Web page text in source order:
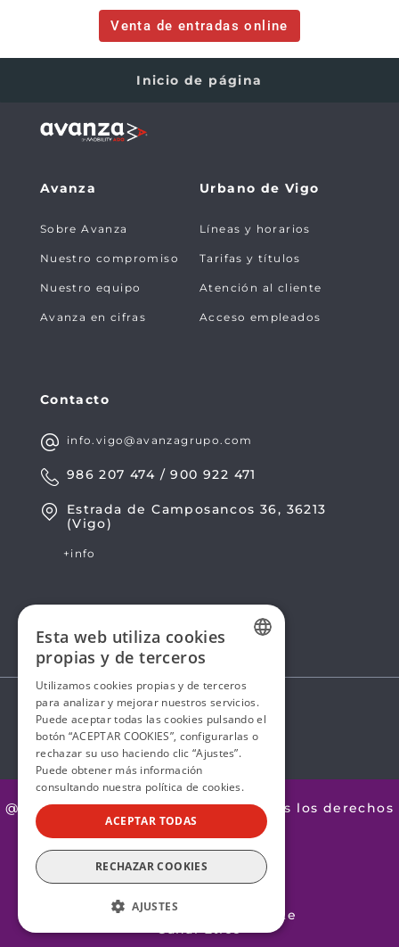
Venta de entradas online
Inicio de página
Avanza
Sobre Avanza
Nuestro compromiso
Nuestro equipo
Avanza en cifras
Urbano de Vigo
Líneas y horarios
Tarifas y títulos
Atención al cliente
Acceso empleados
Contacto
info.vigo@avanzagrupo.com
986 207 474 / 900 922 471
Estrada de Camposancos 36, 36213
(Vigo)
+info
@2026 Avanza by Mobility ADO. Todos los derechos
reservados.
Política de Privacidad
Política de Cookies
Política de Calidad
Calidad y Medioambiente
SPANISH
Esta web utiliza cookies
propias y de terceros
Utilizamos cookies propias y de terceros
para analizar y mejorar nuestros servicios.
Puede aceptar todas las cookies pulsando el
botón “ACEPTAR COOKIES”, configurarlas o
rechazar su uso haciendo clic “Ajustes”.
Puede obtener más información
consultando nuestra política de cookies.
ACEPTAR TODAS
RECHAZAR COOKIES
AJUSTES